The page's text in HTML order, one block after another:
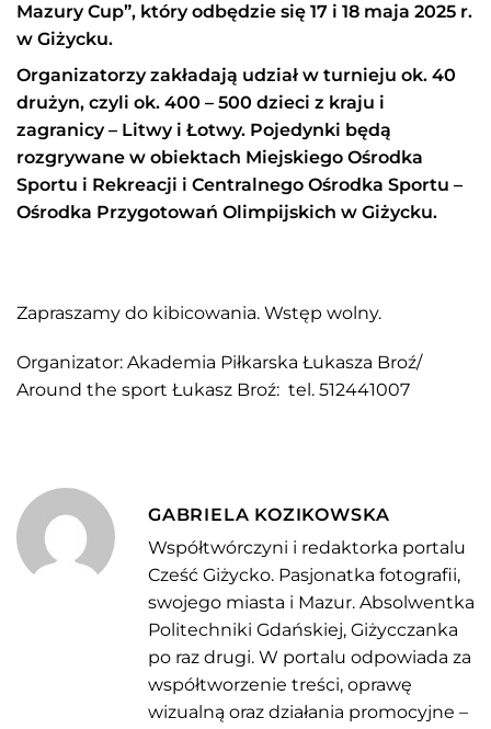
Mazury Cup”, który odbędzie się 17 i 18 maja 2025 r.
w Giżycku.
Organizatorzy zakładają udział w turnieju ok. 40
drużyn, czyli ok. 400 – 500 dzieci z kraju i
zagranicy – Litwy i Łotwy. Pojedynki będą
rozgrywane w obiektach Miejskiego Ośrodka
Sportu i Rekreacji i Centralnego Ośrodka Sportu –
Ośrodka Przygotowań Olimpijskich w Giżycku.
Zapraszamy do kibicowania. Wstęp wolny.
Organizator: Akademia Piłkarska Łukasza Broź/
Around the sport Łukasz Broź: tel. 512441007
GABRIELA KOZIKOWSKA
Współtwórczyni i redaktorka portalu
Cześć Giżycko. Pasjonatka fotografii,
swojego miasta i Mazur. Absolwentka
Politechniki Gdańskiej, Giżycczanka
po raz drugi. W portalu odpowiada za
współtworzenie treści, oprawę
wizualną oraz działania promocyjne –